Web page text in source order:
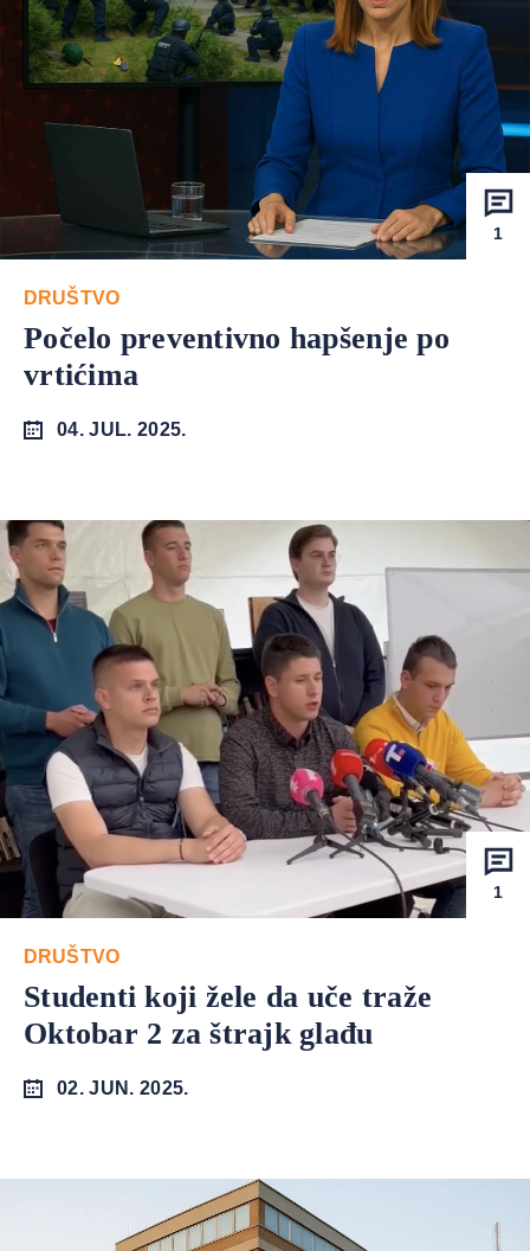
1
DRUŠTVO
Počelo preventivno hapšenje po
vrtićima
04. JUL. 2025.
1
DRUŠTVO
Studenti koji žele da uče traže
Oktobar 2 za štrajk glađu
02. JUN. 2025.